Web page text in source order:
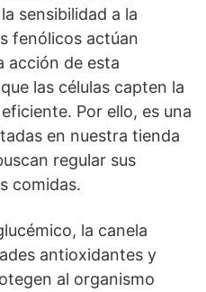
sensibilidad a la
fenólicos actúan
acción de esta
las células capten la
Por ello, es una
en nuestra tienda
regular sus
comidas.
la canela
antioxidantes y
al organismo